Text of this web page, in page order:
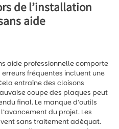
de l’installation
aide
aide professionnelle comporte
fréquentes incluent une
entraîne des cloisons
coupe des plaques peut
final. Le manque d’outils
du projet. Les
sans traitement adéquat.